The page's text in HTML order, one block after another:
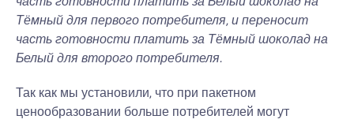
Тёмный для первого потребителя, и переносит
часть готовности платить за Тёмный шоколад на
Белый для второго потребителя.
Так как мы установили, что при пакетном
ценообразовании больше потребителей могут